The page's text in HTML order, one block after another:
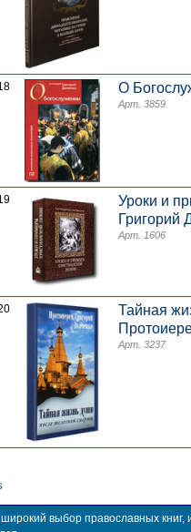
О
Арт. 3859
Уроки и
Григорий
Арт. 1606
Тайная
Арт. 3237
выбор православных книг,